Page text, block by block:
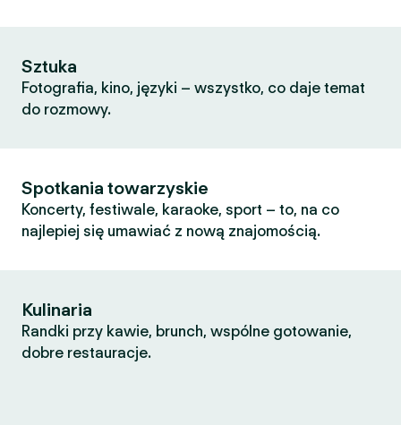
Sztuka
Fotografia, kino, języki – wszystko, co daje temat
do rozmowy.
Spotkania towarzyskie
Koncerty, festiwale, karaoke, sport – to, na co
najlepiej się umawiać z nową znajomością.
Kulinaria
Randki przy kawie, brunch, wspólne gotowanie,
dobre restauracje.